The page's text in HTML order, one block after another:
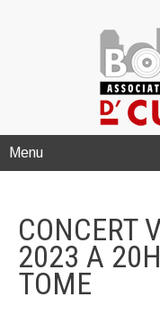
Menu
CONCERT
2023 A
TOME